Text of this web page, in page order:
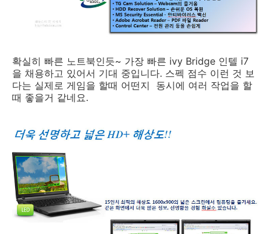
확실히 빠른 노트북인듯~ 가장 빠른 ivy Bridge 인텔 i7
을 채용하고 있어서 기대 중입니다. 스펙 점수 이런 것 보
다는 실제로 게임을 할때 어떤지 동시에 여러 작업을 할
때 좋을거 같네요.